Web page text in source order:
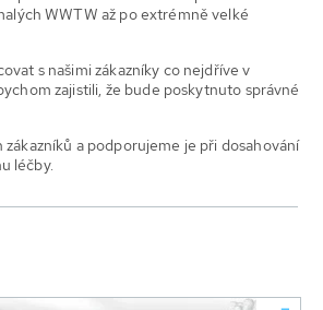
WWTW až po extrémně velké
s našimi zákazníky co nejdříve v
zajistili, že bude poskytnuto správné
a podporujeme je při dosahování
léčby.